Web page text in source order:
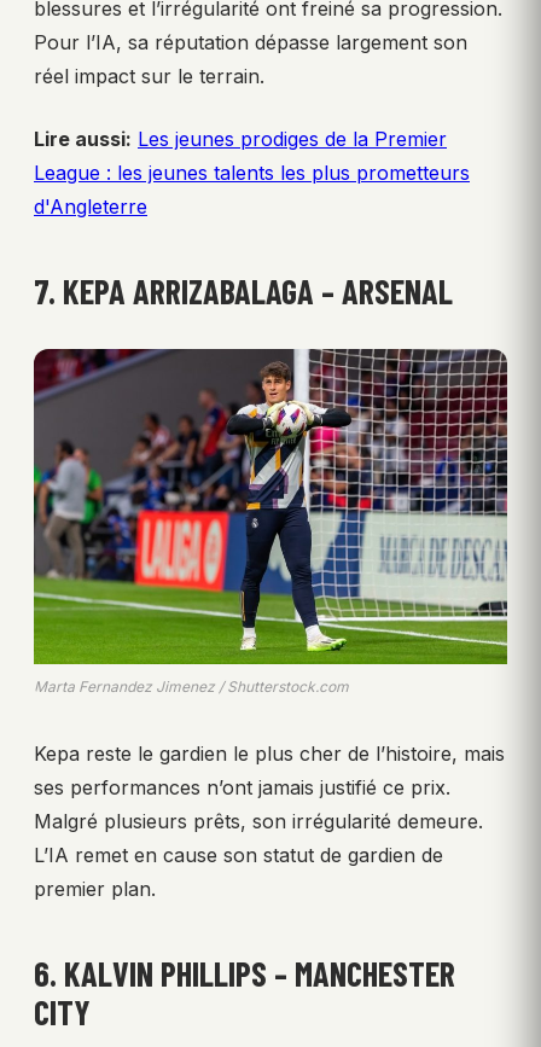
blessures et l’irrégularité ont freiné sa progression.
Pour l’IA, sa réputation dépasse largement son
réel impact sur le terrain.
Lire aussi: Les jeunes prodiges de la Premier
League : les jeunes talents les plus prometteurs
d'Angleterre
7. KEPA ARRIZABALAGA – ARSENAL
Marta Fernandez Jimenez / Shutterstock.com
Kepa reste le gardien le plus cher de l’histoire, mais
ses performances n’ont jamais justifié ce prix.
Malgré plusieurs prêts, son irrégularité demeure.
L’IA remet en cause son statut de gardien de
premier plan.
6. KALVIN PHILLIPS – MANCHESTER
CITY